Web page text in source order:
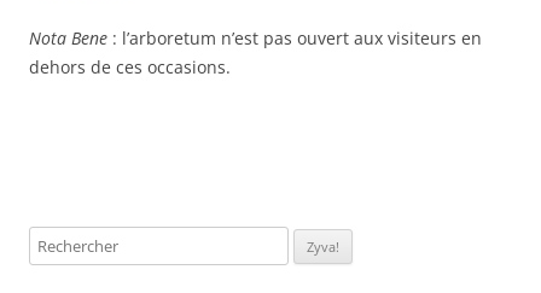
Nota Bene : l’arboretum n’est pas ouvert aux visiteurs en
dehors de ces occasions.
Rechercher: